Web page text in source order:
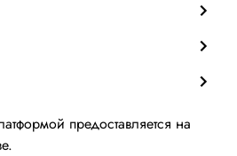
предоставляется на